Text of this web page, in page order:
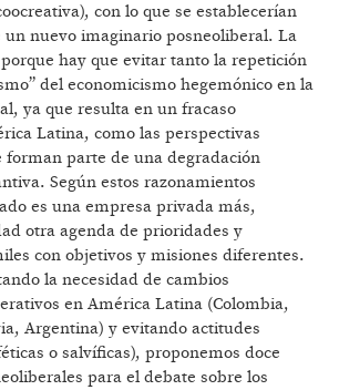
con lo que se establecerían
un nuevo imaginario posneoliberal. La
hay que evitar tanto la repetición
del economicismo hegemónico en la
ya que resulta en un fracaso
Latina, como las perspectivas
forman parte de una degradación
Según estos razonamientos
es una empresa privada más,
otra agenda de prioridades y
con objetivos y misiones diferentes.
la necesidad de cambios
en América Latina (Colombia,
Argentina) y evitando actitudes
o salvíficas), proponemos doce
para el debate sobre los